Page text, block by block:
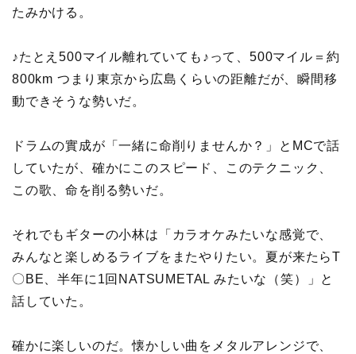
たみかける。
♪たとえ500マイル離れていても♪って、500マイル＝約
800km つまり東京から広島くらいの距離だが、瞬間移
動できそうな勢いだ。
ドラムの實成が「一緒に命削りませんか？」とMCで話
していたが、確かにこのスピード、このテクニック、
この歌、命を削る勢いだ。
それでもギターの小林は「カラオケみたいな感覚で、
みんなと楽しめるライブをまたやりたい。夏が来たらT
〇BE、半年に1回NATSUMETAL みたいな（笑）」と
話していた。
確かに楽しいのだ。懐かしい曲をメタルアレンジで、